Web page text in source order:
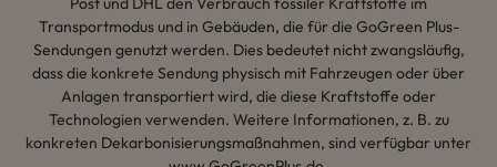
Transportmodus und in Gebäuden, die für die GoGreen Plus-
Sendungen genutzt werden. Dies bedeutet nicht zwangsläufig,
dass die konkrete Sendung physisch mit Fahrzeugen oder über
Anlagen transportiert wird, die diese Kraftstoffe oder
Technologien verwenden. Weitere Informationen, z. B. zu
konkreten Dekarbonisierungsmaßnahmen, sind verfügbar unter